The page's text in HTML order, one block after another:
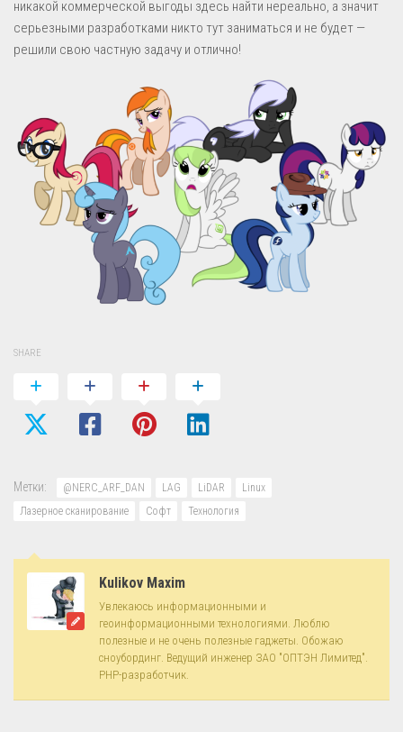
никакой коммерческой выгоды здесь найти нереально, а значит
серьезными разработками никто тут заниматься и не будет —
решили свою частную задачу и отлично!
SHARE
Метки: @NERC_ARF_DAN LAG LiDAR
Linux
Лазерное сканирование
Софт Технология
Kulikov Maxim
Увлекаюсь информационными и
геоинформационными технологиями. Люблю
полезные и не очень полезные гаджеты. Обожаю
сноубординг. Ведущий инженер ЗАО "ОПТЭН Лимитед".
PHP-разработчик.